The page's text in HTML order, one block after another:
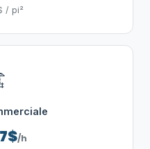
/ pi²
/h